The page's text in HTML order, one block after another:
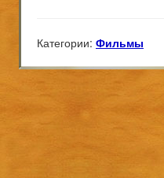
Категории: Фильмы